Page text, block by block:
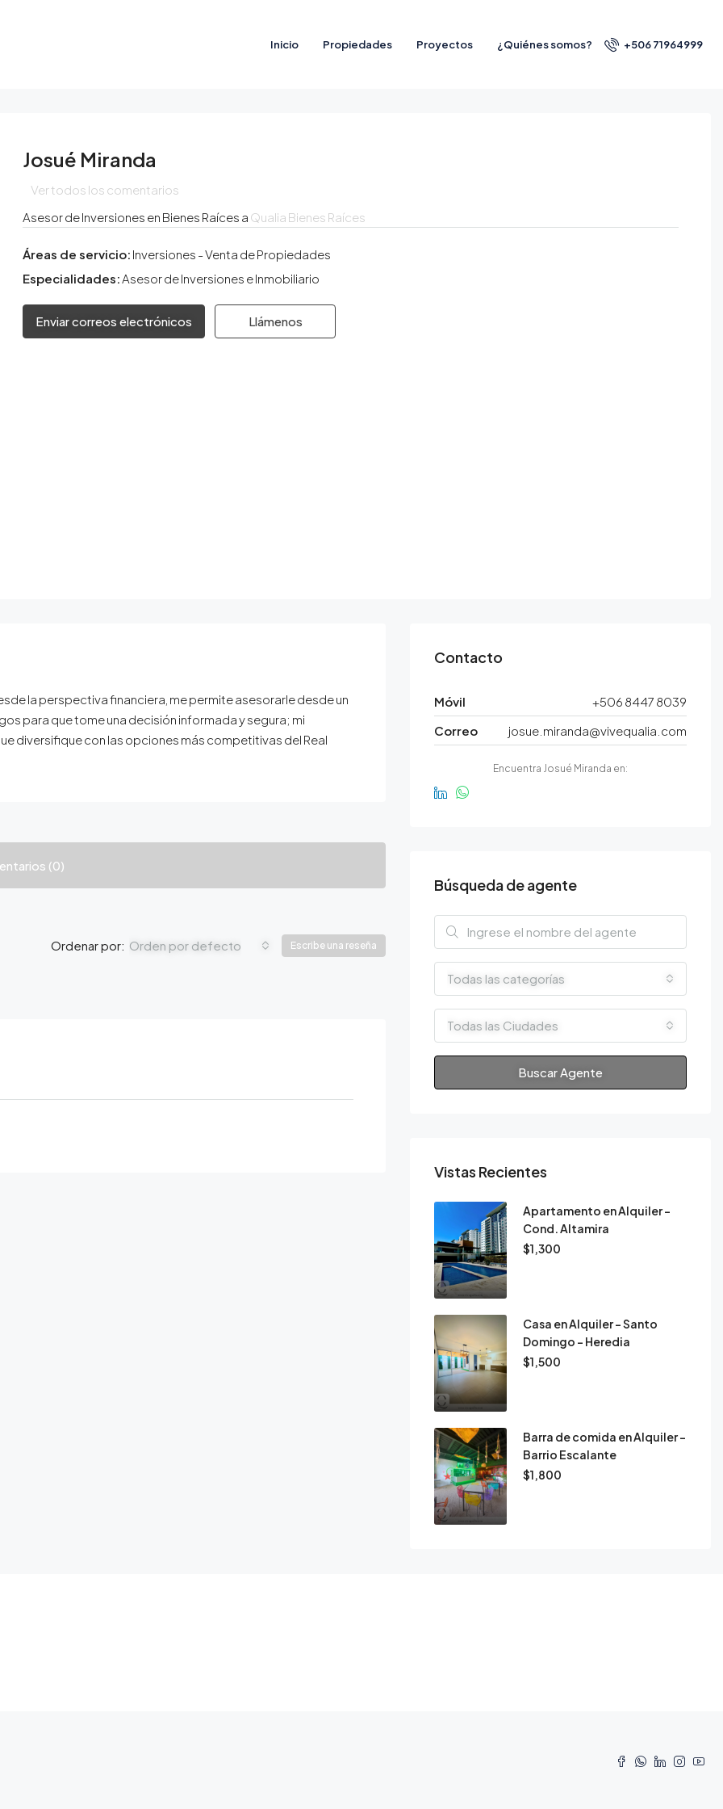
Inicio Propiedades Proyectos ¿Quiénes somos? +506 71964999
Josué Miranda
Ver todos los comentarios
Asesor de Inversiones en Bienes Raíces a Qualia Bienes Raíces
Áreas de servicio: Inversiones - Venta de Propiedades
Especialidades:Asesor de Inversiones e Inmobiliario
Enviar correos electrónicos Llámenos
la perspectiva financiera, me permite asesorarle desde un
para que tome una decisión informada y segura; mi
diversifique con las opciones más competitivas del Real
(0)
Ordenar por: Orden por defecto Escribe una reseña
Contacto
Móvil
+506 8447 8039
Correo
josue.miranda@vivequalia.com
Encuentra Josué Miranda en:
Búsqueda de agente
Todas las categorías
Todas las Ciudades
Buscar Agente
Vistas Recientes
Apartamento en Alquiler –
Cond. Altamira
$1,300
Casa en Alquiler – Santo
Domingo – Heredia
$1,500
Barra de comida en Alquiler –
Barrio Escalante
$1,800